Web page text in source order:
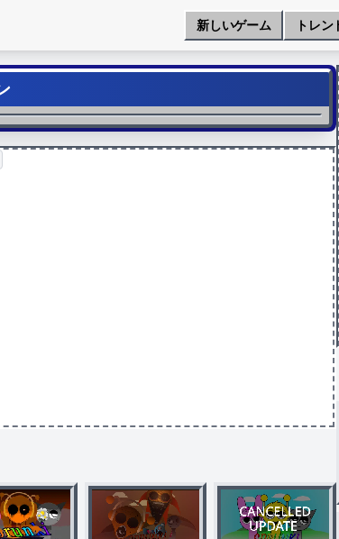
新しいゲーム トレン